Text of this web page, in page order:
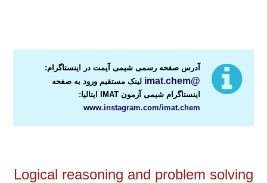
آدرس صفحه رسمی شیمی آیمت در اینستاگرام:
@imat.chem
لینک مستقیم ورود به صفحه
اینستاگرام شیمی آزمون IMAT ایتالیا:
www.instagram.com/imat.chem
Logical reasoning and problem solving